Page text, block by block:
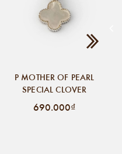
P MOTHER OF PEARL
SPECIAL CLOVER
690.000₫